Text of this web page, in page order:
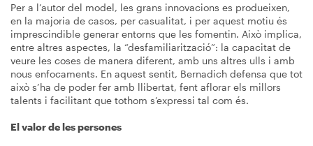
Per a l’autor del model, les grans innovacions es produeixen,
en la majoria de casos, per casualitat, i per aquest motiu és
imprescindible generar entorns que les fomentin. Això implica,
entre altres aspectes, la “desfamiliarització”: la capacitat de
veure les coses de manera diferent, amb uns altres ulls i amb
nous enfocaments. En aquest sentit, Bernadich defensa que tot
això s’ha de poder fer amb llibertat, fent aflorar els millors
talents i facilitant que tothom s’expressi tal com és.
El valor de les persones